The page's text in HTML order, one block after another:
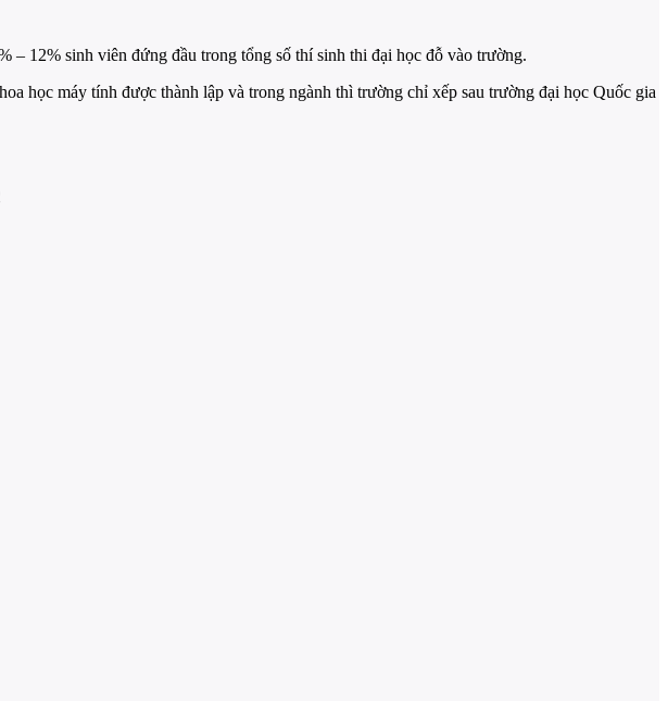
– 12% sinh viên đứng đầu trong tổng số thí sinh thi đại học đỗ vào trường.
học máy tính được thành lập và trong ngành thì trường chỉ xếp sau trường đại học Quốc gia